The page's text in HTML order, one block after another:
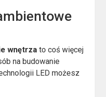
wnętrza to coś więcej
na budowanie
LED możesz